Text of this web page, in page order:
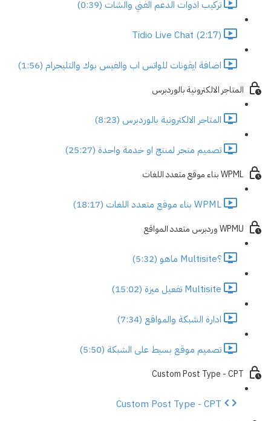
تركيب ادوات الدعم الفني والشات (0:39)
Tidio Live Chat (2:17)
اضافة ايقونات للواتس اب والفيس بوك والتليجرام (1:56)
المتاجر الالكترونية بالوردبرس
المتاجر الالكترونية بالوردبرس (8:23)
تصميم متجر لمنتج او خدمة واحدة (25:27)
WPML بناء موقع متعدد اللغات
WPML بناء موقع متعدد اللغات (18:17)
WPMU وردبرس متعدد المواقع
؟Multisite ماهو (5:32)
Multisite تفعيل ميزة (15:02)
ادارة الشبكة والمواقع (7:34)
تصميم موقع بسيط على الشبكة (5:50)
Custom Post Type - CPT
Custom Post Type - CPT